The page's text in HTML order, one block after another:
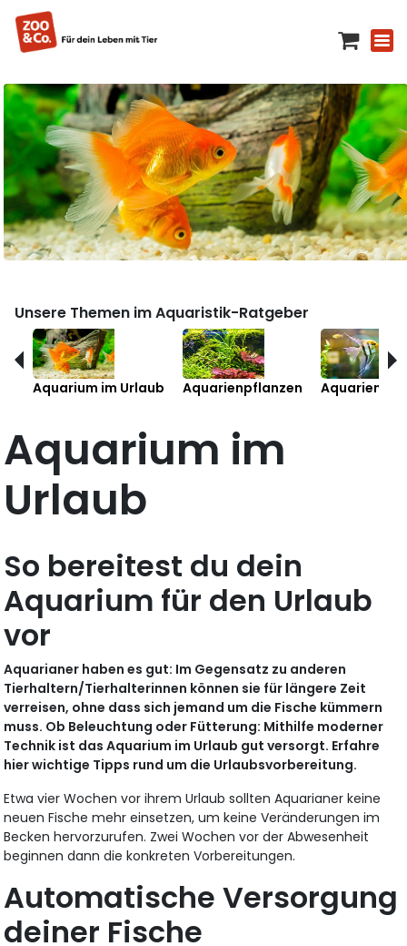
Unsere Themen im Aquaristik-Ratgeber
Aquarium im Urlaub Aquarienpflanzen
Aquarium im
Urlaub
So bereitest du dein
Aquarium für den Urlaub
vor
Aquarianer haben es gut: Im Gegensatz zu anderen
Tierhaltern/Tierhalterinnen können sie für längere Zeit
verreisen, ohne dass sich jemand um die Fische kümmern
muss. Ob Beleuchtung oder Fütterung: Mithilfe moderner
Technik ist das Aquarium im Urlaub gut versorgt. Erfahre
hier wichtige Tipps rund um die Urlaubsvorbereitung.
Etwa vier Wochen vor ihrem Urlaub sollten Aquarianer keine
neuen Fische mehr einsetzen, um keine Veränderungen im
Becken hervorzurufen. Zwei Wochen vor der Abwesenheit
beginnen dann die konkreten Vorbereitungen.
Automatische Versorgung
deiner Fische